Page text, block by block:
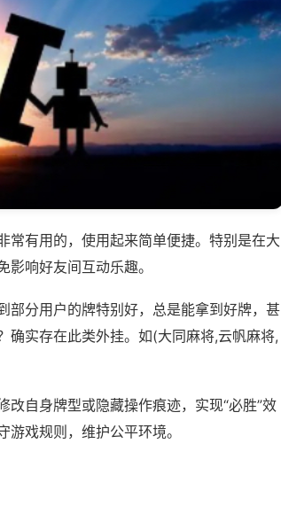
常有用的，使用起来简单便捷。特别是在大
响好友间互动乐趣。
部分用户的牌特别好，总是能拿到好牌，甚
确实存在此类外挂。如(大同麻将,云帆麻将,
自身牌型或隐藏操作痕迹，实现“必胜”效
戏规则，维护公平环境。